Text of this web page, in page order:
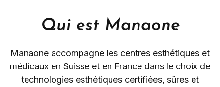
Qui est Manaone
Manaone accompagne les centres esthétiques et
médicaux en Suisse et en France dans le choix de
technologies esthétiques certifiées, sûres et